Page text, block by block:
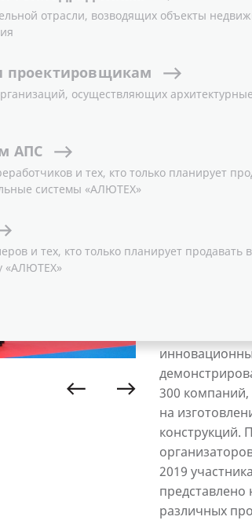
отрасли, возводящих объекты
проектировщикам
осуществляющих
АПС
и тех, кто только планирует
системы «АЛЮТЕХ»
и тех, кто только планирует продавать
«АЛЮТЕХ»
оконных и
Show,
300
на
конструкций.
2019
представлено
различных